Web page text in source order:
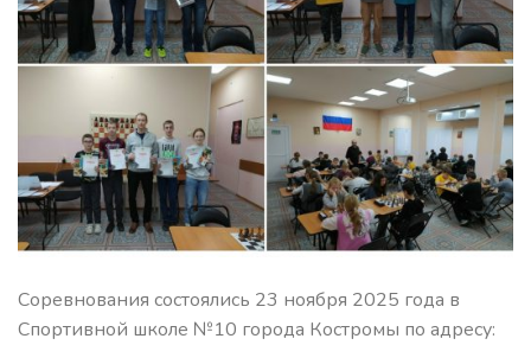
Соревнования состоялись 23 ноября 2025 года в
Спортивной школе №10 города Костромы по адресу: